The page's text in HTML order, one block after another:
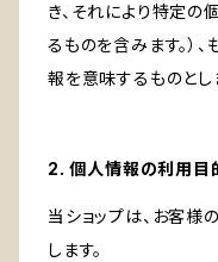
き、それにより特定の
るものを含みます。）
報を意味するものとし
2. 個人情報の利用目
当ショップは、お客
します。